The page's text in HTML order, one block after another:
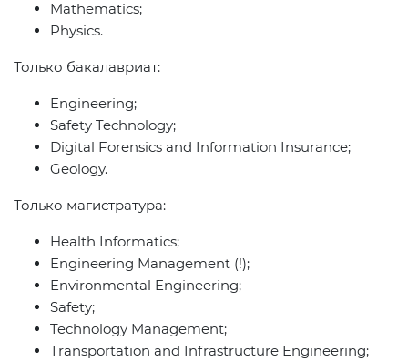
Mathematics;
Physics.
Только бакалавриат:
Engineering;
Safety Technology;
Digital Forensics and Information Insurance;
Geology.
Только магистратура:
Health Informatics;
Engineering Management (!);
Environmental Engineering;
Safety;
Technology Management;
Transportation and Infrastructure Engineering;